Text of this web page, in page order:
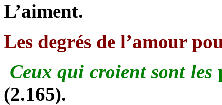
L’aiment.
Les degrés de l’amour
Ceux qui croient sont les
(2.165).